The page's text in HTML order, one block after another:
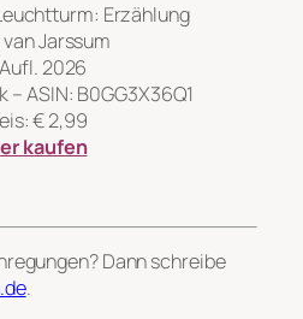
Erzählung
van Jarssum
2026
– ASIN: B0GG3X36Q1
€ 2,99
kaufen
Dann schreibe
.